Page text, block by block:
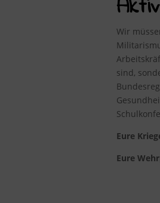
Wir
sind,
Eure
Eure